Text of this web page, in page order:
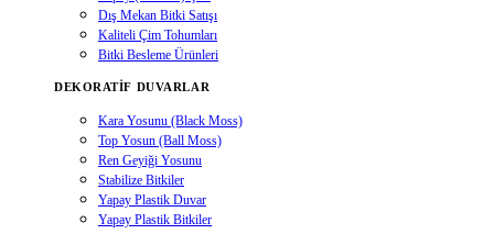
Dış Mekan Bitki Satışı
Kaliteli Çim Tohumları
Bitki Besleme Ürünleri
DEKORATIF DUVARLAR
Kara Yosunu (Black Moss)
Top Yosun (Ball Moss)
Ren Geyiği Yosunu
Stabilize Bitkiler
Yapay Plastik Duvar
Yapay Plastik Bitkiler